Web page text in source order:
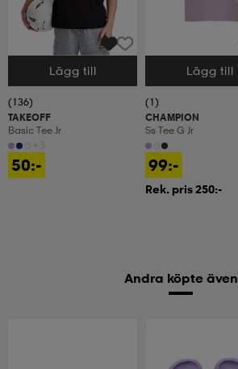
Välj storlek
Lägg till
(136)
TAKEOFF
Basic Tee Jr
50:-
Välj storlek
Lägg till
(1)
CHAMPION
Ss Tee G Jr
99:-
Rek. pris 250:-
Andra köpte även